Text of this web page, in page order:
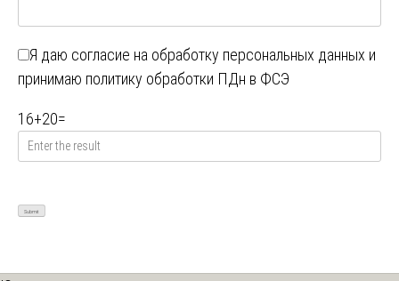
Я даю согласие на обработку персональных данных и
принимаю политику обработки ПДн в ФСЭ
16+20=